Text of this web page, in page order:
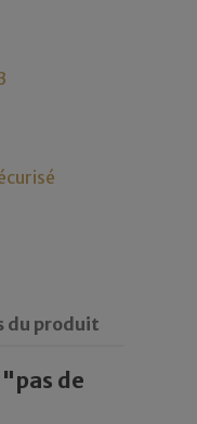
du produit
de